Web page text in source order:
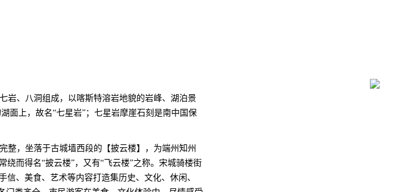
岩、八洞组成，以喀斯特溶岩地貌的岩峰、湖泊景
面上，故名“七星岩”；七星岩摩崖石刻是南中国保
整，坐落于古城墙西段的【披云楼】，为端州知州
而得名“披云楼”，又有“飞云楼”之称。宋城骑楼街
信、美食、艺术等内容打造集历史、文化、休闲、